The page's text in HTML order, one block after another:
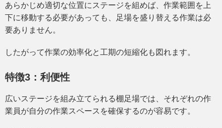
あらかじめ適切な位置にステージを組めば、作業範囲を上
下に移動する必要があっても、足場を盛り替える作業は必
要ありません。
したがって作業の効率化と工期の短縮化も図れます。
特徴3：利便性
広いステージを組み立てられる棚足場では、それぞれの作
業員が自分の作業スペースを確保するのが容易です。